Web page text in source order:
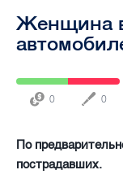
Женщина
0 0
По
пострадавших.